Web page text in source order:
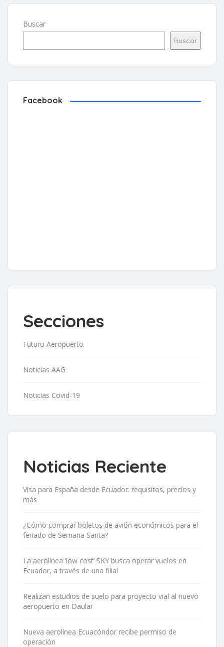
Buscar
Buscar
Facebook
Secciones
Futuro Aeropuerto
Noticias AAG
Noticias Covid-19
Noticias Reciente
Visa para España desde Ecuador: requisitos, precios y
más
¿Cómo comprar boletos de avión económicos para el
feriado de Semana Santa?
La aerolínea ‘low cost’ SKY busca operar vuelos en
Ecuador, a través de una filial
Realizan estudios de suelo para proyecto vial al nuevo
aeropuerto en Daular
Nueva aerolínea Ecuacóndor recibe permiso de
operación